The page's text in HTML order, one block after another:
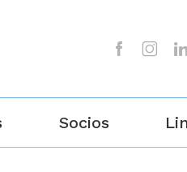
Socios